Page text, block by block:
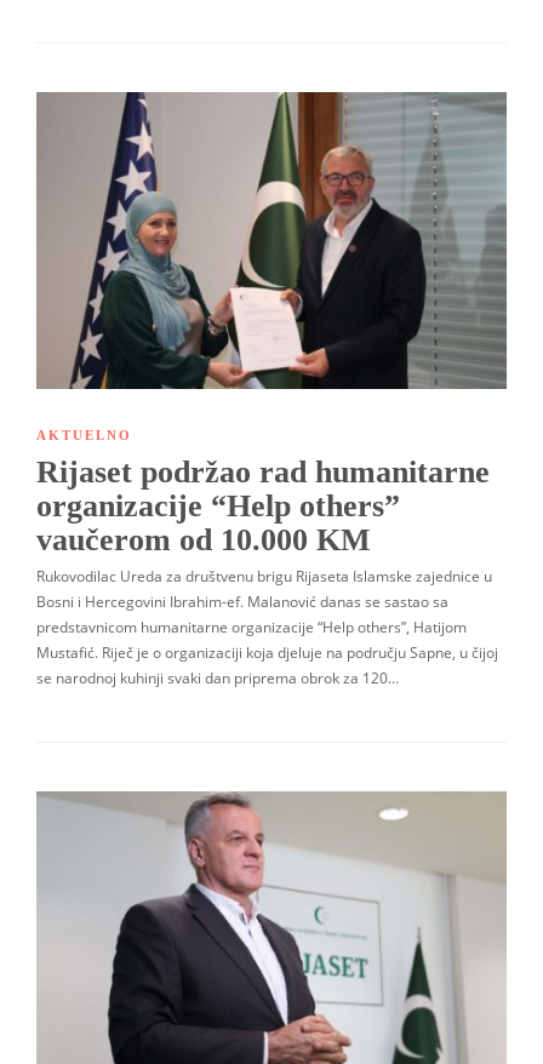
AKTUELNO
Rijaset podržao rad humanitarne
organizacije “Help others”
vaučerom od 10.000 KM
Rukovodilac Ureda za društvenu brigu Rijaseta Islamske zajednice u
Bosni i Hercegovini Ibrahim-ef. Malanović danas se sastao sa
predstavnicom humanitarne organizacije “Help others”, Hatijom
Mustafić. Riječ je o organizaciji koja djeluje na području Sapne, u čijoj
se narodnoj kuhinji svaki dan priprema obrok za 120…